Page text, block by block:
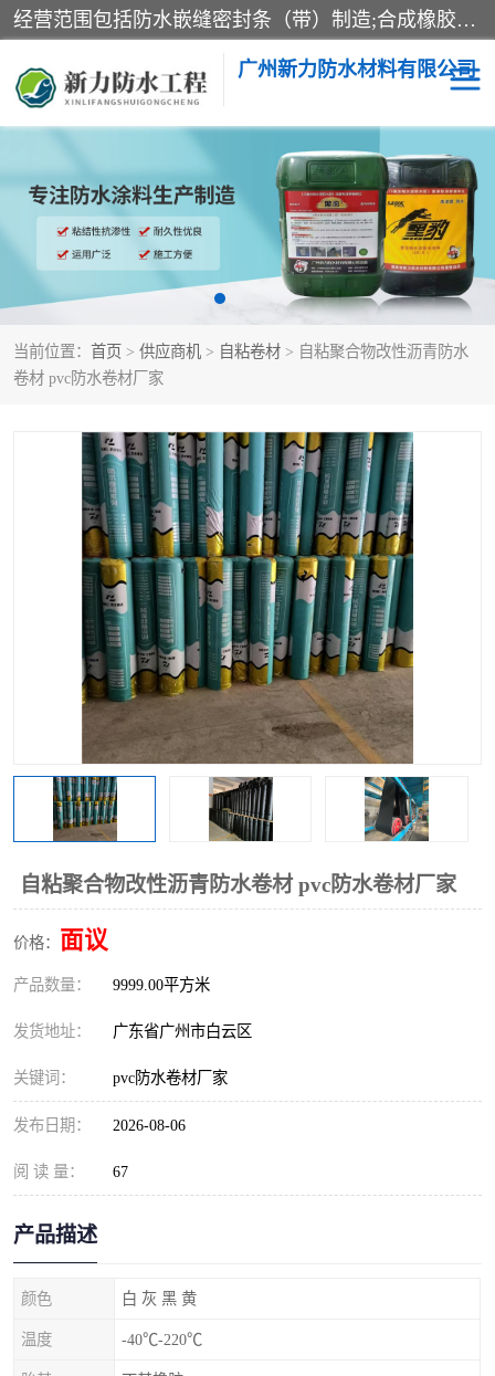
经营范围包括防水嵌缝密封条（带）制造;合成橡胶制造（监控化学品、危险化学品除外）;沥青混合物制造;防水胶粘带制造;其他合成材料制造（监控化学品、危险化学品除外）;涂料制造（监控化学品、危险化学品除外）;建筑结构防水补漏;防水建筑材料制造;粘合剂制造（监控化学品、危险化学品除外）;涂料零售;广州新力防水材料有限公司具有1处分支机构。
广州新力防水材料有限公司
当前位置： 首页 > 供应商机 > 自粘卷材 > 自粘聚合物改性沥青防水
卷材 pvc防水卷材厂家
自粘聚合物改性沥青防水卷材 pvc防水卷材厂家
价格： 面议
产品数量： 9999.00平方米
发货地址： 广东省广州市白云区
关键词： pvc防水卷材厂家
发布日期： 2026-08-06
阅 读 量： 67
产品描述
颜色 白 灰 黑 黄
温度 -40℃-220℃
黑豹防水胶 建筑108胶水
乳化沥青防水涂料 自粘卷材
非固化橡胶防水涂料